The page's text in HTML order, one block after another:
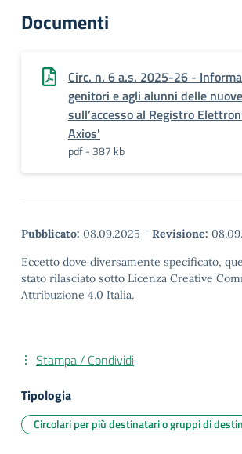
Documenti
Circ. n. 6 a.s. 2025-26 -
genitori e agli alunni delle
sull’accesso al Registro
Axios'
pdf - 387 kb
Pubblicato: 08.09.2025 - Revisione:
Eccetto dove diversamente specificato,
stato rilasciato sotto Licenza Creative
Attribuzione 4.0 Italia.
Stampa / Condividi
Tipologia
Circolari per più destinatari o gruppi di